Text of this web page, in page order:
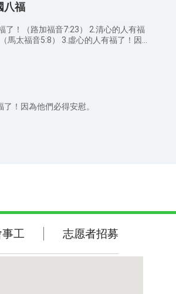
八福
加福音7:23） 2.清心的人有福
3.虛心的人有福了！因
！因為他們必得安慰。
聖經金句
工 志愿者招募